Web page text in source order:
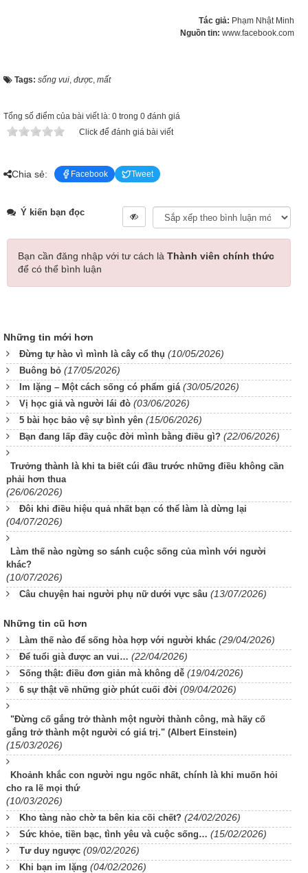
Tác giả: Phạm Nhật Minh
Nguồn tin: www.facebook.com
Tags: sống vui, được, mất
Tổng số điểm của bài viết là: 0 trong 0 đánh giá
Click để đánh giá bài viết
Chia sẻ: Facebook Tweet
Ý kiến bạn đọc
Bạn cần đăng nhập với tư cách là Thành viên chính thức
để có thể bình luận
Những tin mới hơn
Đừng tự hào vì mình là cây cổ thụ (10/05/2026)
Buông bỏ (17/05/2026)
Im lặng – Một cách sống có phẩm giá (30/05/2026)
Vị học giả và người lái đò (03/06/2026)
5 bài học bảo vệ sự bình yên (15/06/2026)
Bạn đang lấp đầy cuộc đời mình bằng điều gì? (22/06/2026)
Trưởng thành là khi ta biết cúi đầu trước những điều không cần
phải hơn thua
(26/06/2026)
Đôi khi điều hiệu quả nhất bạn có thể làm là dừng lại
(04/07/2026)
Làm thế nào ngừng so sánh cuộc sống của mình với người
khác?
(10/07/2026)
Câu chuyện hai người phụ nữ dưới vực sâu (13/07/2026)
Những tin cũ hơn
Làm thế nào để sống hòa hợp với người khác (29/04/2026)
Để tuổi già được an vui… (22/04/2026)
Sống thật: điều đơn giản mà không dễ (19/04/2026)
6 sự thật về những giờ phút cuối đời (09/04/2026)
"Đừng cố gắng trở thành một người thành công, mà hãy cố
gắng trở thành một người có giá trị." (Albert Einstein)
(15/03/2026)
Khoảnh khắc con người ngu ngốc nhất, chính là khi muốn hỏi
cho ra lẽ mọi thứ
(10/03/2026)
Kho tàng nào chờ ta bên kia cõi chết? (24/02/2026)
Sức khỏe, tiền bạc, tình yêu và cuộc sống… (15/02/2026)
Tư duy ngược (09/02/2026)
Khi bạn im lặng (04/02/2026)